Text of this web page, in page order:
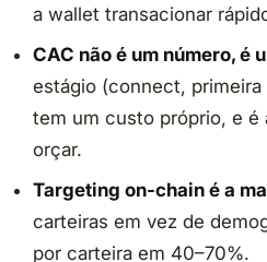
a wallet transacionar
CAC não é um número, é
estágio (connect,
tem um custo próprio, e é
orçar.
Targeting on-chain é a
carteiras em vez de
por carteira em 40–70%.